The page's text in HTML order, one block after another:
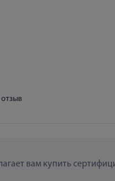
отзыв
вам купить